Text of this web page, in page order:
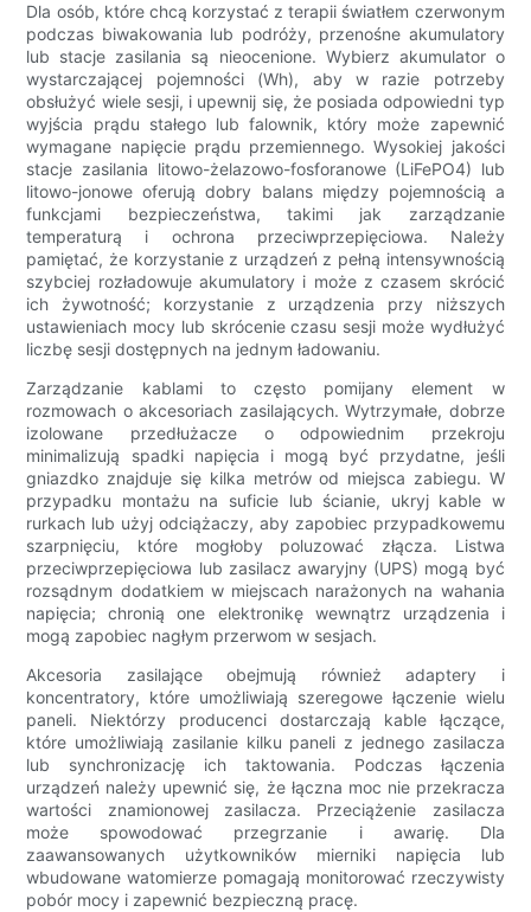
Dla osób, które chcą korzystać z terapii światłem czerwonym
podczas biwakowania lub podróży, przenośne akumulatory
lub stacje zasilania są nieocenione. Wybierz akumulator o
wystarczającej pojemności (Wh), aby w razie potrzeby
obsłużyć wiele sesji, i upewnij się, że posiada odpowiedni typ
wyjścia prądu stałego lub falownik, który może zapewnić
wymagane napięcie prądu przemiennego. Wysokiej jakości
stacje zasilania litowo-żelazowo-fosforanowe (LiFePO4) lub
litowo-jonowe oferują dobry balans między pojemnością a
funkcjami bezpieczeństwa, takimi jak zarządzanie
temperaturą i ochrona przeciwprzepięciowa. Należy
pamiętać, że korzystanie z urządzeń z pełną intensywnością
szybciej rozładowuje akumulatory i może z czasem skrócić
ich żywotność; korzystanie z urządzenia przy niższych
ustawieniach mocy lub skrócenie czasu sesji może wydłużyć
liczbę sesji dostępnych na jednym ładowaniu.
Zarządzanie kablami to często pomijany element w
rozmowach o akcesoriach zasilających. Wytrzymałe, dobrze
izolowane przedłużacze o odpowiednim przekroju
minimalizują spadki napięcia i mogą być przydatne, jeśli
gniazdko znajduje się kilka metrów od miejsca zabiegu. W
przypadku montażu na suficie lub ścianie, ukryj kable w
rurkach lub użyj odciążaczy, aby zapobiec przypadkowemu
szarpnięciu, które mogłoby poluzować złącza. Listwa
przeciwprzepięciowa lub zasilacz awaryjny (UPS) mogą być
rozsądnym dodatkiem w miejscach narażonych na wahania
napięcia; chronią one elektronikę wewnątrz urządzenia i
mogą zapobiec nagłym przerwom w sesjach.
Akcesoria zasilające obejmują również adaptery i
koncentratory, które umożliwiają szeregowe łączenie wielu
paneli. Niektórzy producenci dostarczają kable łączące,
które umożliwiają zasilanie kilku paneli z jednego zasilacza
lub synchronizację ich taktowania. Podczas łączenia
urządzeń należy upewnić się, że łączna moc nie przekracza
wartości znamionowej zasilacza. Przeciążenie zasilacza
może spowodować przegrzanie i awarię. Dla
zaawansowanych użytkowników mierniki napięcia lub
wbudowane watomierze pomagają monitorować rzeczywisty
pobór mocy i zapewnić bezpieczną pracę.